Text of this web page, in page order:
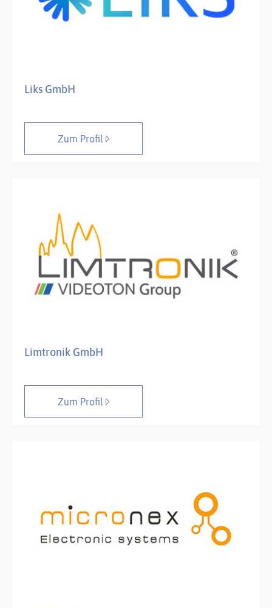
Liks GmbH
Zum Profil
Limtronik GmbH
Zum Profil